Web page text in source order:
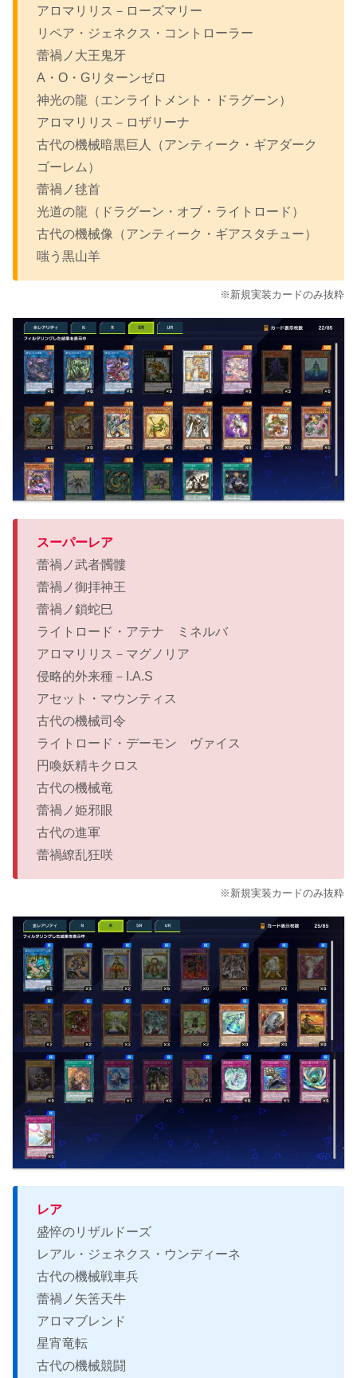
アロマリリス－ローズマリー
リペア・ジェネクス・コントローラー
蕾禍ノ大王鬼牙
A・O・Gリターンゼロ
神光の龍（エンライトメント・ドラグーン）
アロマリリス－ロザリーナ
古代の機械暗黒巨人（アンティーク・ギアダーク
ゴーレム）
蕾禍ノ毬首
光道の龍（ドラグーン・オブ・ライトロード）
古代の機械像（アンティーク・ギアスタチュー）
嗤う黒山羊
※新規実装カードのみ抜粋
スーパーレア
蕾禍ノ武者髑髏
蕾禍ノ御拝神王
蕾禍ノ鎖蛇巳
ライトロード・アテナ ミネルバ
アロマリリス－マグノリア
侵略的外来種－I.A.S
アセット・マウンティス
古代の機械司令
ライトロード・デーモン ヴァイス
円喚妖精キクロス
古代の機械竜
蕾禍ノ姫邪眼
古代の進軍
蕾禍繚乱狂咲
※新規実装カードのみ抜粋
レア
盛悴のリザルドーズ
レアル・ジェネクス・ウンディーネ
古代の機械戦車兵
蕾禍ノ矢筈天牛
アロマブレンド
星宵竜転
古代の機械競闘